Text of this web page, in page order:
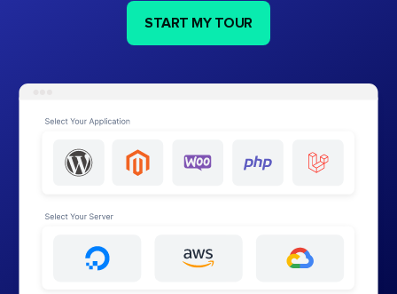
START MY TOUR